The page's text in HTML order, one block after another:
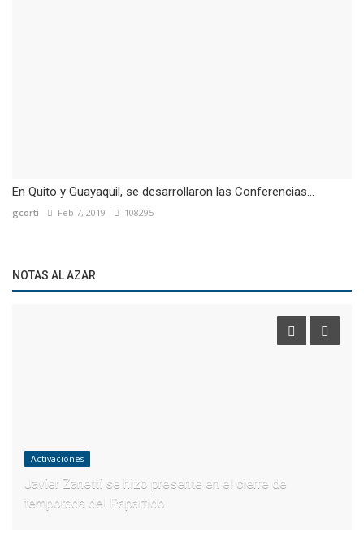
En Quito y Guayaquil, se desarrollaron las Conferencias...
gcorti Feb 7, 2019 108295
NOTAS AL AZAR
Activaciones
Javier Zanetti se hizo presente en el cierre de
temporada del Papartido